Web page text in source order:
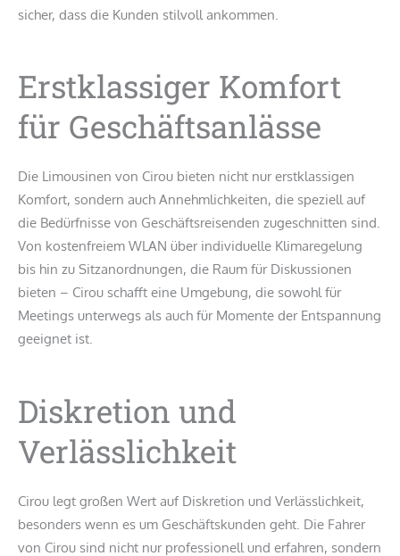
sicher, dass die Kunden stilvoll ankommen.
Erstklassiger Komfort
für Geschäftsanlässe
Die Limousinen von Cirou bieten nicht nur erstklassigen
Komfort, sondern auch Annehmlichkeiten, die speziell auf
die Bedürfnisse von Geschäftsreisenden zugeschnitten sind.
Von kostenfreiem WLAN über individuelle Klimaregelung
bis hin zu Sitzanordnungen, die Raum für Diskussionen
bieten – Cirou schafft eine Umgebung, die sowohl für
Meetings unterwegs als auch für Momente der Entspannung
geeignet ist.
Diskretion und
Verlässlichkeit
Cirou legt großen Wert auf Diskretion und Verlässlichkeit,
besonders wenn es um Geschäftskunden geht. Die Fahrer
von Cirou sind nicht nur professionell und erfahren, sondern